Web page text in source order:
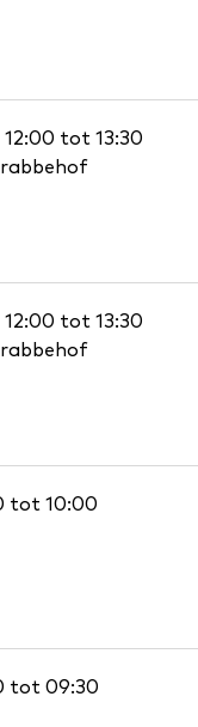
12:00 tot 13:30
12:00 tot 13:30
tot 10:00
tot 09:30